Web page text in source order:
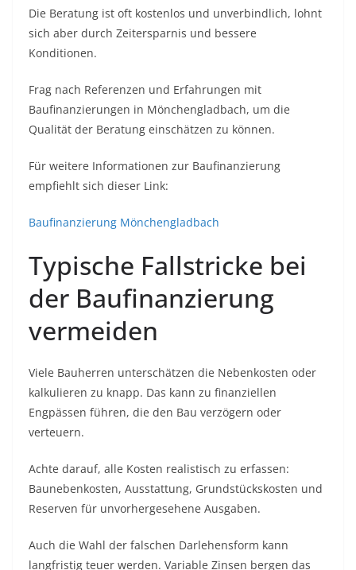
Die Beratung ist oft kostenlos und unverbindlich, lohnt
sich aber durch Zeitersparnis und bessere
Konditionen.
Frag nach Referenzen und Erfahrungen mit
Baufinanzierungen in Mönchengladbach, um die
Qualität der Beratung einschätzen zu können.
Für weitere Informationen zur Baufinanzierung
empfiehlt sich dieser Link:
Baufinanzierung Mönchengladbach
Typische Fallstricke bei
der Baufinanzierung
vermeiden
Viele Bauherren unterschätzen die Nebenkosten oder
kalkulieren zu knapp. Das kann zu finanziellen
Engpässen führen, die den Bau verzögern oder
verteuern.
Achte darauf, alle Kosten realistisch zu erfassen:
Baunebenkosten, Ausstattung, Grundstückskosten und
Reserven für unvorhergesehene Ausgaben.
Auch die Wahl der falschen Darlehensform kann
langfristig teuer werden. Variable Zinsen bergen das